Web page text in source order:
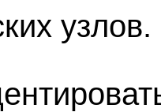
узлов.